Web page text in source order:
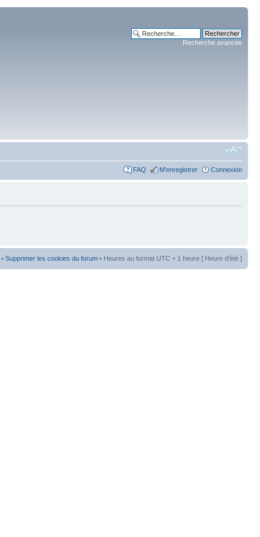
Recherche avancée
FAQ M’enregistrer Connexion
• Supprimer les cookies du forum • Heures au format UTC + 1 heure [ Heure d’été ]